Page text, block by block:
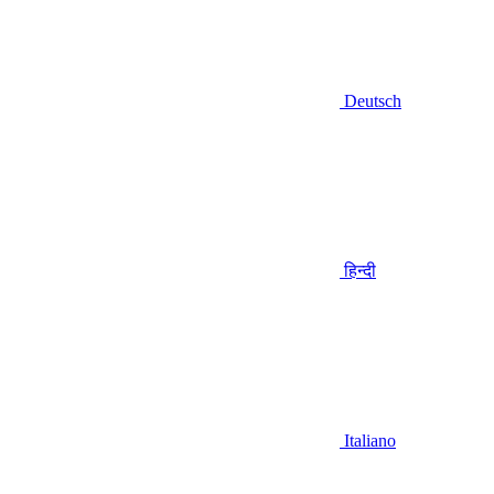
Deutsch
हिन्दी
Italiano